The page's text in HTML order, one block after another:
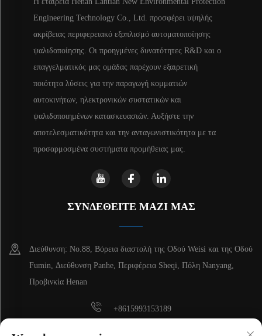
Engineering Technology Co., Ltd. προσφέρει υψηλής
ακρίβειας περιφερειακό εξοπλισμό αυτοματοποίησης
ψαλιδοποίησης. Οι προηγμένες δυνατότητες R&D και ο
επαγγελματικός μας ομάδας παρέχουν εξαιρετική
ποιότητα λύσεις για την παραγωγή κομματιών
αυτοκινήτων, ηλεκτρονικών συστατικών και
ψαλιδοποιημένων κατασκευασιών. Αυξήστε την
αποτελεσματικότητα και την ανταγωνιστικότητα με τα
προσαρμοσμένα συστήματα προμήθειας μας.
ΣΥΝΔΕΘΕΙΤΕ ΜΑΖΙ ΜΑΣ
Διεύθυνση: Νο.88, Βόρεια διαστολή της Οδού Weisi και της Οδού
Fumin, Διεύθυνση Panhe, Περιφέρεια Sheqi, Πόλη Nanyang,
Προβινκία Henan
+8615993153189